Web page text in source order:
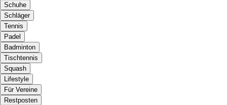
Schuhe
Schläger
Tennis
Padel
Badminton
Tischtennis
Squash
Lifestyle
Für Vereine
Restposten